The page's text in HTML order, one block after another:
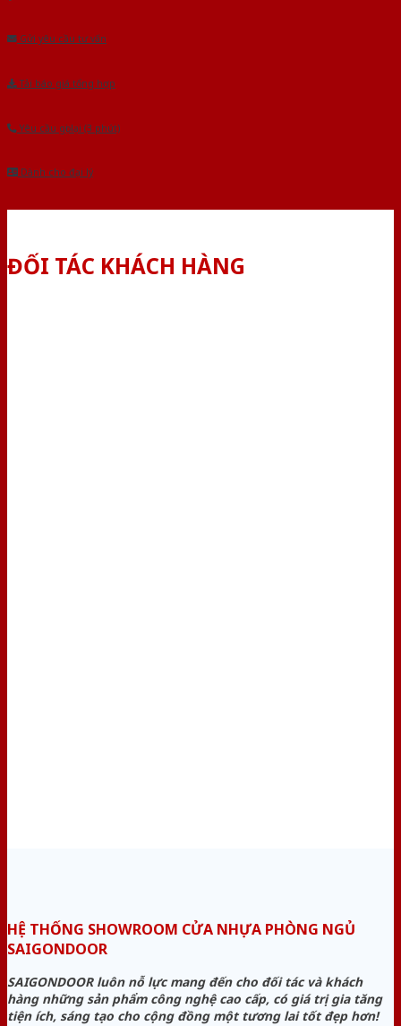
Gửi yêu cầu tư vấn
Tải báo giá tổng hợp
Yêu cầu gọi lại (3 phút)
Dành cho đại lý
ĐỐI TÁC KHÁCH HÀNG
HỆ THỐNG SHOWROOM CỬA NHỰA PHÒNG NGỦ
SAIGONDOOR
SAIGONDOOR luôn nỗ lực mang đến cho đối tác và khách
hàng những sản phẩm công nghệ cao cấp, có giá trị gia tăng
tiện ích, sáng tạo cho cộng đồng một tương lai tốt đẹp hơn!